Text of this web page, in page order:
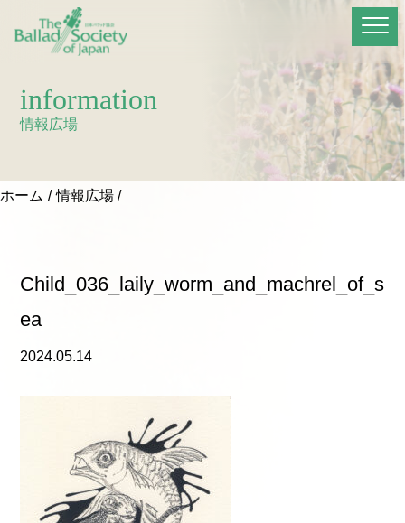
information
情報広場
ホーム 情報広場
Child_036_laily_worm_and_machrel_of_s
ea
2024.05.14